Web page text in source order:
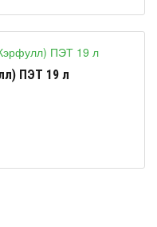
ПЭТ 19 л